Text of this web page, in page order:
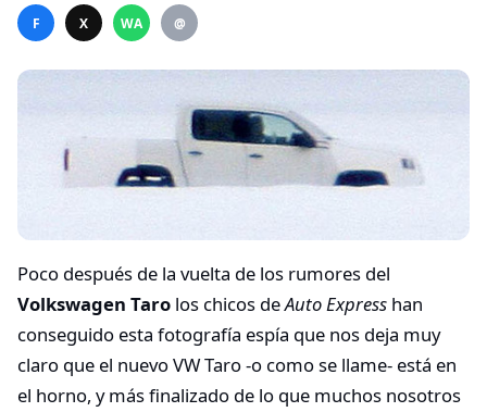
F X WA @
Poco después de la vuelta de los rumores del
Volkswagen Taro los chicos deAuto Express han
conseguido esta fotografía espía que nos deja muy
claro que el nuevo VW Taro -o como se llame- está en
el horno, y más finalizado de lo que muchos nosotros